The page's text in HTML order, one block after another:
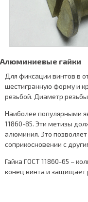
Алюминиевые гайки
Для фиксации винтов в
шестигранную форму и
резьбой. Диаметр
Наиболее популярными
11860-85. Эти метизы
алюминия. Это
соприкосновении с
Гайка ГОСТ 11860-65 –
конец винта и защищает